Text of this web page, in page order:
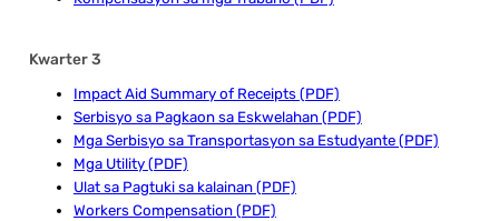
Kwarter 3
Impact Aid Summary of Receipts (PDF)
Serbisyo sa Pagkaon sa Eskwelahan (PDF)
Mga Serbisyo sa Transportasyon sa Estudyante (PDF)
Mga Utility (PDF)
Ulat sa Pagtuki sa kalainan (PDF)
Workers Compensation (PDF)